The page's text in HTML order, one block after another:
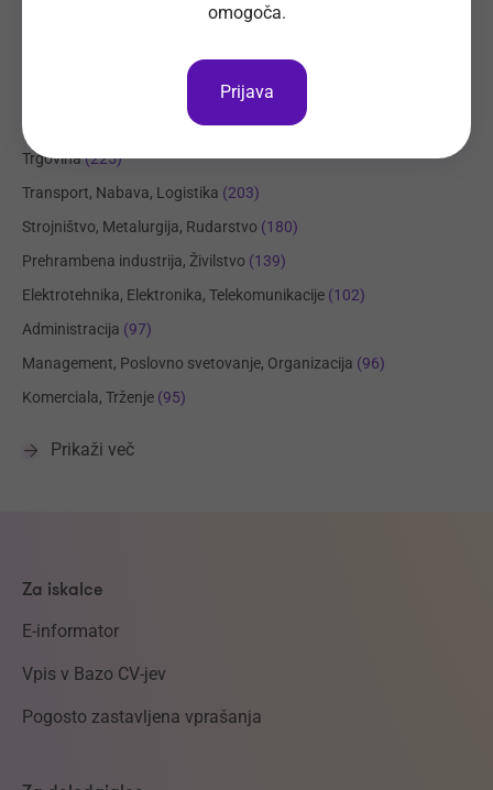
Regije Kraji
(409)
Tehnične storitve, Mehanika(322)
Trgovina(225)
Transport, Nabava, Logistika (203)
Strojništvo, Metalurgija, Rudarstvo (180)
Prehrambena industrija, Živilstvo (139)
Elektrotehnika, Elektronika, Telekomunikacije (102)
Administracija (97)
Management, Poslovno svetovanje, Organizacija (96)
Komerciala, Trženje (95)
Prikaži več
Za iskalce
E-informator
Vpis v Bazo CV-jev
Pogosto zastavljena vprašanja
omogoča.
Prijava